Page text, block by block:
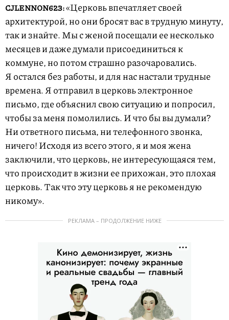
CJLENNON623:«Церковь впечатляет своей
архитектурой, но они бросят вас в трудную минуту,
так и знайте. Мы с женой посещали ее несколько
месяцев и даже думали присоединиться к
коммуне, но потом страшно разочаровались.
Я остался без работы, и для нас настали трудные
времена. Я отправил в церковь электронное
письмо, где объяснил свою ситуацию и попросил,
чтобы за меня помолились. И что бы вы думали?
Ни ответного письма, ни телефонного звонка,
ничего! Исходя из всего этого, я и моя жена
заключили, что церковь, не интересующаяся тем,
что происходит в жизни ее прихожан, это плохая
церковь. Так что эту церковь я не рекомендую
никому».
РЕКЛАМА – ПРОДОЛЖЕНИЕ НИЖЕ